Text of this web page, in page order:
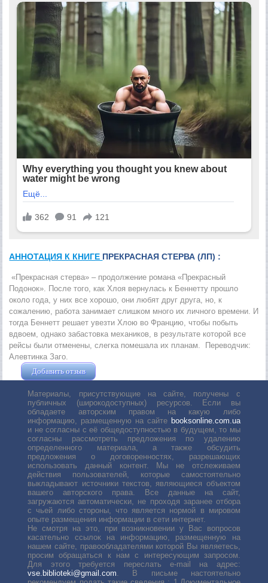
АННОТАЦИЯ К КНИГЕ ПРЕКРАСНАЯ СТЕРВА (ЛП) :
«Прекрасная стерва» – продолжение романа «Прекрасный
Подонок». После того, как Хлоя вернулась к Беннетту прошло
около года, у них все хорошо, они любят друг друга, но, к
сожалению, работа занимает слишком много их личного времени. И
тогда Беннетт решает увезти Хлою во Францию, чтобы побыть
вдвоем, однако забастовка механиков, в результате которой все
рейсы были отменены, слегка помешала их планам. Переводчик:
Алевтинка Заго.
Добавить отзыв
Материалы, присутствующие на сайте, получены с
публичных (широкодоступных) ресурсов. Если вы
обладаете авторским правом на какую либо
информацию, размещенную на сайте booksonline.com.ua
и не согласны с её общедоступностью в будущем, то мы
согласны рассмотреть предложения по удалению
определенного материала, а также обсудить
предложения о договоренностях, разрешающих
использовать данный контент. Мы не отслеживаем
действия пользователей, которые самостоятельно
выкладывают источники текстов, являющиеся объектом
вашего авторского права. Все данные на сайт,
загружаются автоматически, не проходя заранее отбора
с чьей либо стороны, что является нормой в мировом
опыте размещения информации в сети интернет.
Не смотря на это, при возникновении у Вас вопросов
касательно ссылок на информацию, размещенную на
нашем сайте, правообладателями которой Вы являетесь,
просим обращаться к нам с интересующим запросом.
Для этого требуется переслать е-mail на адрес:
vse.biblioteki@gmail.com. В письме настоятельно